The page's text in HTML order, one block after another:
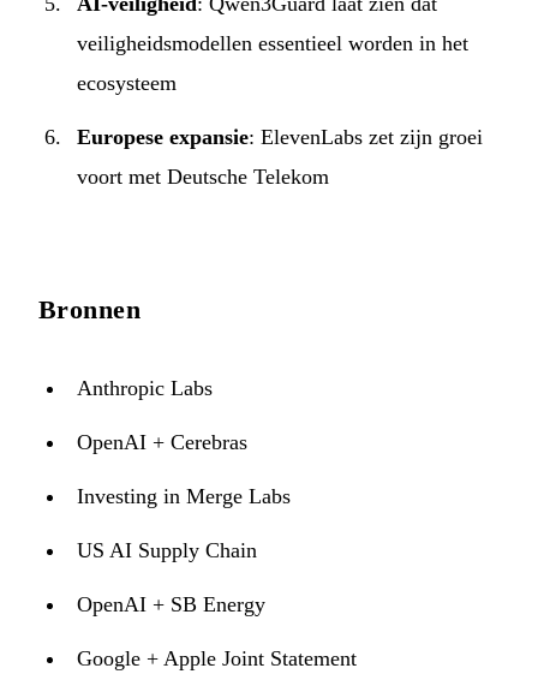
veiligheidsmodellen essentieel worden in het
ecosysteem
Europese expansie: ElevenLabs zet zijn groei
voort met Deutsche Telekom
Bronnen
Anthropic Labs
OpenAI + Cerebras
Investing in Merge Labs
US AI Supply Chain
OpenAI + SB Energy
Google + Apple Joint Statement